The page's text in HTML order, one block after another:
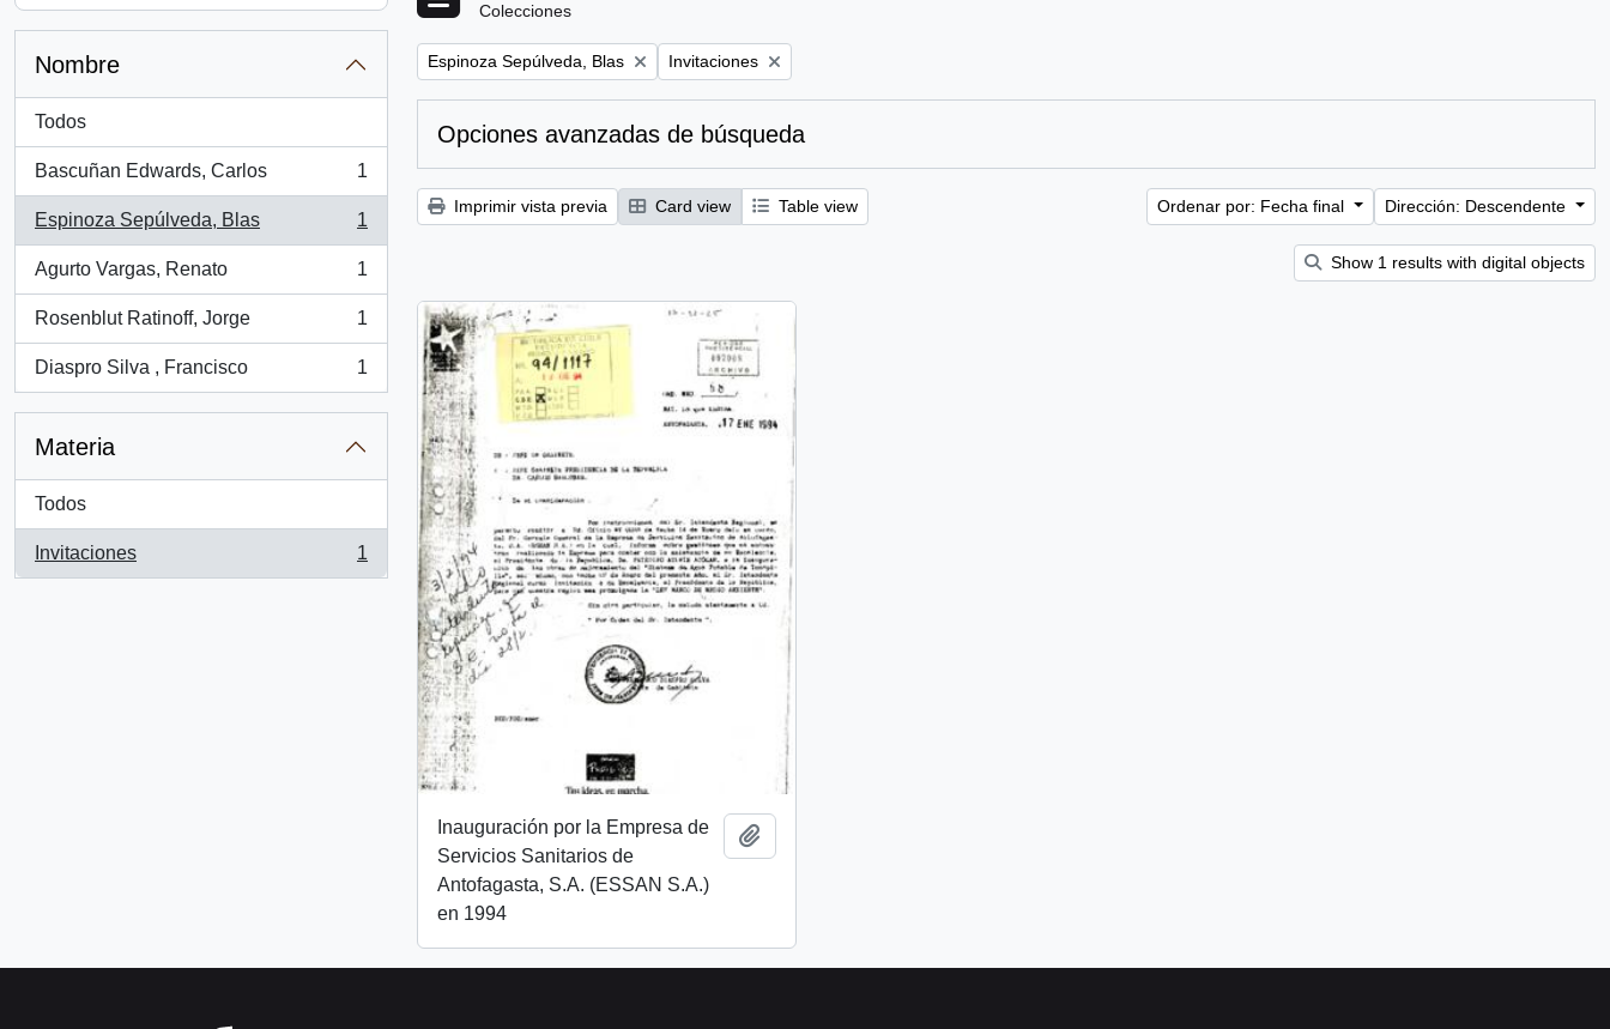
Nombre
Todos
Bascuñan Edwards, Carlos
, 1 resultados
1
Espinoza Sepúlveda, Blas
, 1 resultados
1
Agurto Vargas, Renato
, 1 resultados
1
Rosenblut Ratinoff, Jorge
, 1 resultados
1
Diaspro Silva , Francisco
, 1 resultados
1
Materia
Todos
Invitaciones
, 1 resultados
1
Colecciones
Remove filter:
Espinoza Sepúlveda, Blas Remove filter:
Invitaciones
Opciones avanzadas de búsqueda
Imprimir vista previa Card view Table view Ordenar por: Fecha final Dirección: Descendente
Show 1 results with digital objects
Inauguración por la Empresa de
Servicios Sanitarios de
Antofagasta, S.A. (ESSAN S.A.)
en 1994